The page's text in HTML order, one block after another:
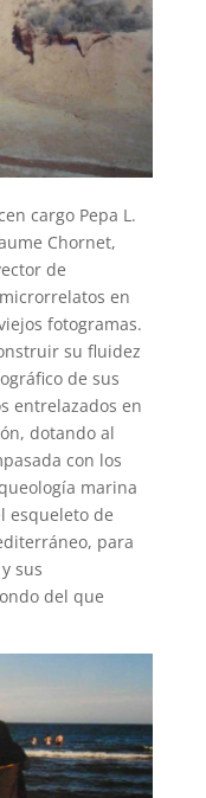
cargo Pepa L.
Chornet,
de
en
fotogramas.
su fluidez
de sus
entrelazados en
dotando al
con los
marina
esqueleto de
para
sus
del que